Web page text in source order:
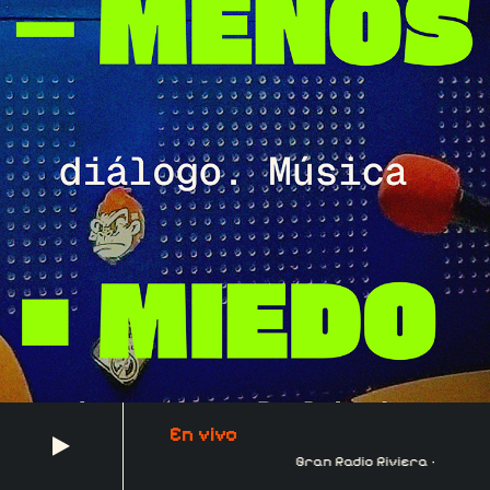
En vivo
Gran Radio Riviera -